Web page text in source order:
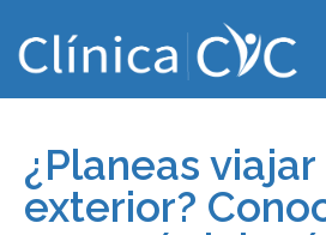
¿Planeas viajar
exterior?